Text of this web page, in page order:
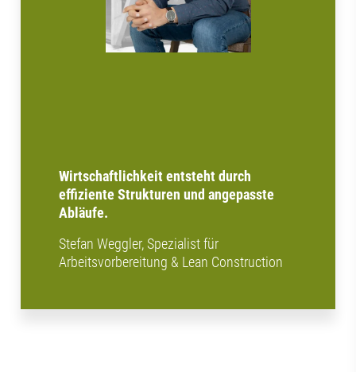
Wirtschaftlichkeit entsteht durch
effiziente Strukturen und angepasste
Abläufe.
Stefan Weggler, Spezialist für
Arbeitsvorbereitung & Lean Construction